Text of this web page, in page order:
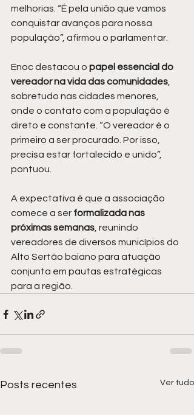
melhorias. “É pela união que vamos
conquistar avanços para nossa
população”, afirmou o parlamentar.
Enoc destacou o papel essencial do
vereador na vida das comunidades,
sobretudo nas cidades menores,
onde o contato com a população é
direto e constante. “O vereador é o
primeiro a ser procurado. Por isso,
precisa estar fortalecido e unido”,
pontuou.
A expectativa é que a associação
comece a ser formalizada nas
próximas semanas, reunindo
vereadores de diversos municípios do
Alto Sertão baiano para atuação
conjunta em pautas estratégicas
para a região.
Posts recentes Ver tudo